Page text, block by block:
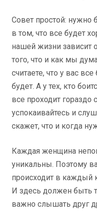
Совет простой: нужно
в том, что все будет
нашей жизни зависит
того, что и как мы
считаете, что у вас
будет. А у тех, кто
все проходит гораздо
успокаивайтесь и
скажет, что и когда
Каждая женщина
уникальны. Поэтому
происходит в каждый
И здесь должен быть
важно слышать друг